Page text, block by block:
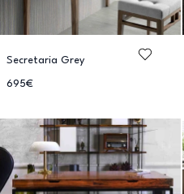
Secretaria Grey
695€